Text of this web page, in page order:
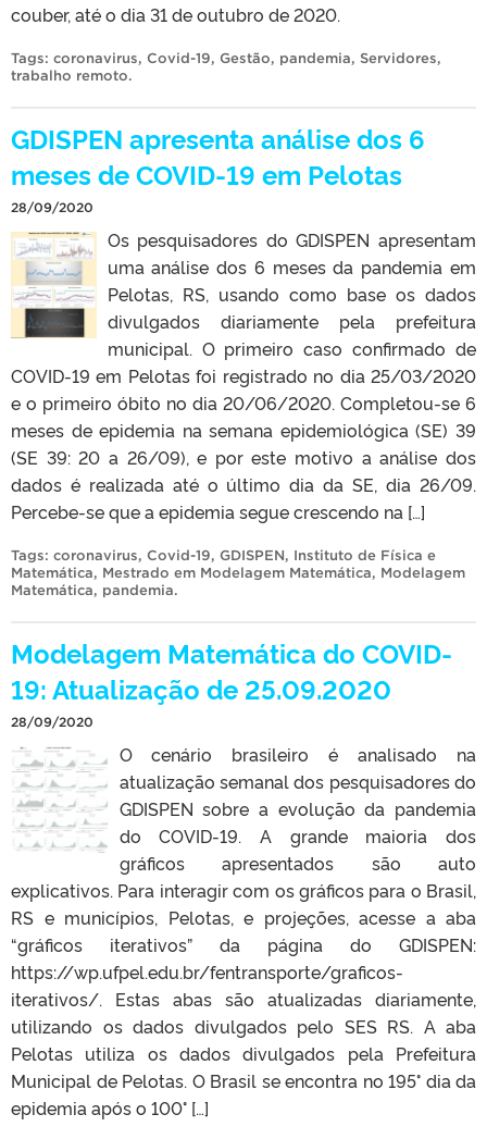
couber, até o dia 31 de outubro de 2020.
Tags: coronavirus, Covid-19, Gestão, pandemia, Servidores,
trabalho remoto.
GDISPEN apresenta análise dos 6
meses de COVID-19 em Pelotas
28/09/2020
Os pesquisadores do GDISPEN apresentam
uma análise dos 6 meses da pandemia em
Pelotas, RS, usando como base os dados
divulgados diariamente pela prefeitura
municipal. O primeiro caso confirmado de
COVID-19 em Pelotas foi registrado no dia 25/03/2020
e o primeiro óbito no dia 20/06/2020. Completou-se 6
meses de epidemia na semana epidemiológica (SE) 39
(SE 39: 20 a 26/09), e por este motivo a análise dos
dados é realizada até o último dia da SE, dia 26/09.
Percebe-se que a epidemia segue crescendo na […]
Tags: coronavirus, Covid-19, GDISPEN, Instituto de Física e
Matemática, Mestrado em Modelagem Matemática, Modelagem
Matemática, pandemia.
Modelagem Matemática do COVID-
19: Atualização de 25.09.2020
28/09/2020
O cenário brasileiro é analisado na
atualização semanal dos pesquisadores do
GDISPEN sobre a evolução da pandemia
do COVID-19. A grande maioria dos
gráficos apresentados são auto
explicativos. Para interagir com os gráficos para o Brasil,
RS e municípios, Pelotas, e projeções, acesse a aba
“gráficos iterativos” da página do GDISPEN:
https://wp.ufpel.edu.br/fentransporte/graficos-
iterativos/. Estas abas são atualizadas diariamente,
utilizando os dados divulgados pelo SES RS. A aba
Pelotas utiliza os dados divulgados pela Prefeitura
Municipal de Pelotas. O Brasil se encontra no 195° dia da
epidemia após o 100° […]